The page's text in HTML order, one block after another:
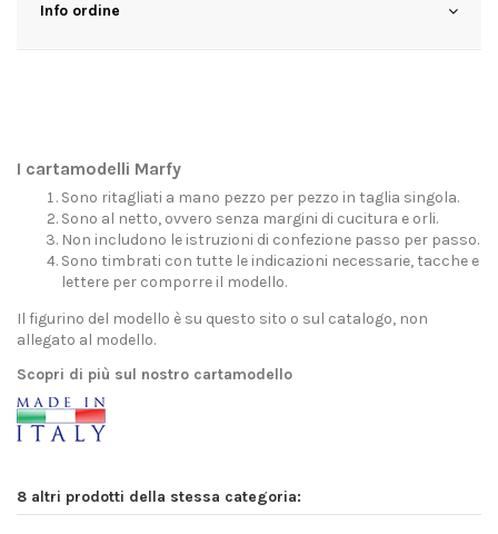
Info ordine
I cartamodelli Marfy
Sono ritagliati a mano pezzo per pezzo in taglia singola.
Sono al netto, ovvero senza margini di cucitura e orli.
Non includono le istruzioni di confezione passo per passo.
Sono timbrati con tutte le indicazioni necessarie, tacche e
lettere per comporre il modello.
Il figurino del modello è su questo sito o sul catalogo, non
allegato al modello.
Scopri di più sul nostro cartamodello
8 altri prodotti della stessa categoria: